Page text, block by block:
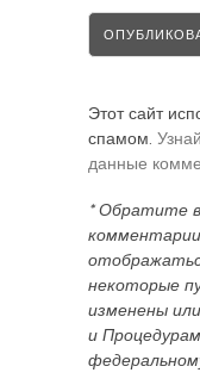
Этот сайт
спамом.
данные
* Обратите
некоторые
изменены
и